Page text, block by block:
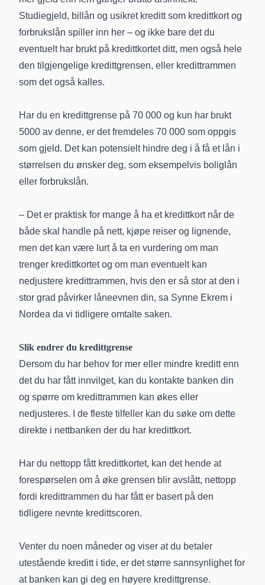
Studiegjeld, billån og usikret kreditt som kredittkort og
forbrukslån spiller inn her – og ikke bare det du
eventuelt har brukt på kredittkortet ditt, men også hele
den tilgjengelige kredittgrensen, eller kredittrammen
som det også kalles.
Har du en kredittgrense på 70 000 og kun har brukt
5000 av denne, er det fremdeles 70 000 som oppgis
som gjeld. Det kan potensielt hindre deg i å få et lån i
størrelsen du ønsker deg, som eksempelvis boliglån
eller forbrukslån.
– Det er praktisk for mange å ha et kredittkort når de
både skal handle på nett, kjøpe reiser og lignende,
men det kan være lurt å ta en vurdering om man
trenger kredittkortet og om man eventuelt kan
nedjustere kredittrammen, hvis den er så stor at den i
stor grad påvirker låneevnen din, sa Synne Ekrem i
Nordea da vi tidligere omtalte saken.
Slik endrer du kredittgrense
Dersom du har behov for mer eller mindre kreditt enn
det du har fått innvilget, kan du kontakte banken din
og spørre om kredittrammen kan økes eller
nedjusteres. I de fleste tilfeller kan du søke om dette
direkte i nettbanken der du har kredittkort.
Har du nettopp fått kredittkortet, kan det hende at
forespørselen om å øke grensen blir avslått, nettopp
fordi kredittrammen du har fått er basert på den
tidligere nevnte kredittscoren.
Venter du noen måneder og viser at du betaler
utestående kreditt i tide, er det større sannsynlighet for
at banken kan gi deg en høyere kredittgrense.